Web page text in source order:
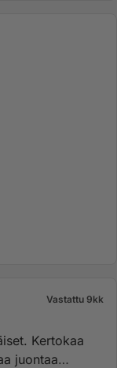
Vastattu 9kk
Kertokaa
juontaa